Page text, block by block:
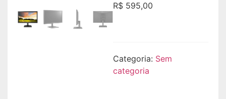
R$ 595,00
Categoria: Sem
categoria